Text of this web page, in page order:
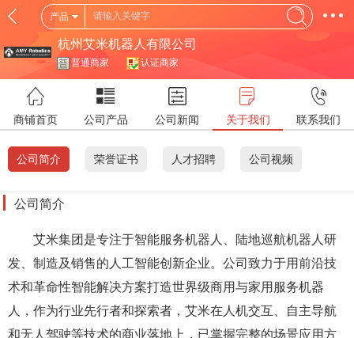
产品
杭州艾米机器人有限公司
普通商家 认证商家
商铺首页 公司产品 公司新闻 关于我们 联系我们
公司简介 荣誉证书 人才招聘 公司视频
公司简介
艾米集团是专注于智能服务机器人、陆地巡航机器人研
发、制造及销售的人工智能创新企业。公司致力于用前沿技
术和革命性智能解决方案打造世界级商用与家用服务机器
人，作为行业先行者和探索者，艾米在人机交互、自主导航
和无人驾驶等技术的商业落地上，已掌握完整的场景应用方